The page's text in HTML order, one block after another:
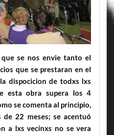
se nos envie tanto el
que se prestaran en el
dispocicion de todxs lxs
esta obra supera los 4
se comenta al principio,
22 meses; se acentuó
a lxs vecinxs no se vera